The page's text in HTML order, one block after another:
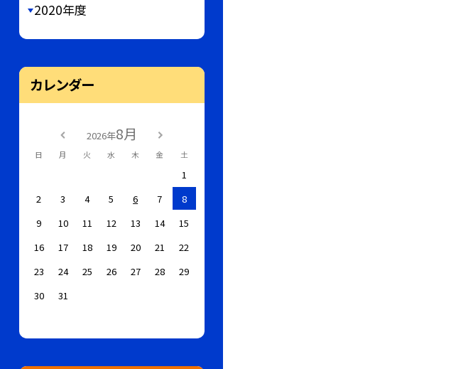
2020年度
カレンダー
2026年8月
日 月 火 水 木 金 土
1
2
3 4 5 6 7
8
9
10 11 12 13 14
15
16
17 18 19 20 21
22
23
24 25 26 27 28
29
30
31